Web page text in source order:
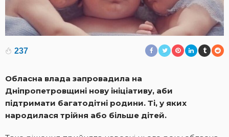
237
Обласна влада запровадила на
Дніпропетровщині нову ініціативу, аби
підтримати багатодітні родини. Ті, у яких
народилася трійня або більше дітей.